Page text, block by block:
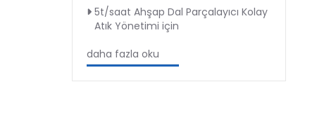
5t/saat Ahşap Dal Parçalayıcı Kolay
Atık Yönetimi için
daha fazla oku